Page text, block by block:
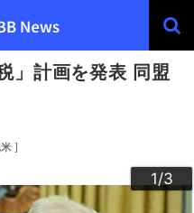
」計画を発表 同盟
]
1/3
2/3
3/3